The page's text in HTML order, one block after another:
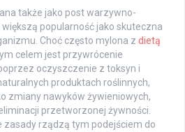
także jako post warzywno-
popularność jako skuteczna
Choć często mylona z dietą
celem jest przywrócenie
oczyszczenie z toksyn i
produktach roślinnych,
zmiany nawyków żywieniowych,
przetworzonej żywności.
zasady rządzą tym podejściem do